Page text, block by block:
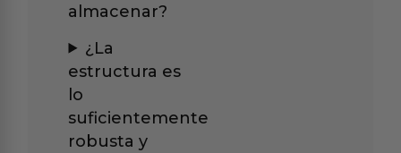
almacenar?
¿La
estructura es
lo
suficientemente
robusta y